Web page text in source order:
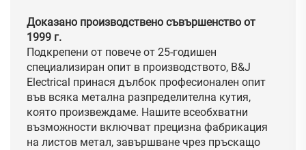
Доказано производствено съвършенство от
1999 г.
Подкрепени от повече от 25-годишен
специализиран опит в производството, B&J
Electrical принася дълбок професионален опит
във всяка метална разпределителна кутия,
която произвеждаме. Нашите всеобхватни
възможности включват прецизна фабрикация
на листов метал, завършване чрез пръскащо